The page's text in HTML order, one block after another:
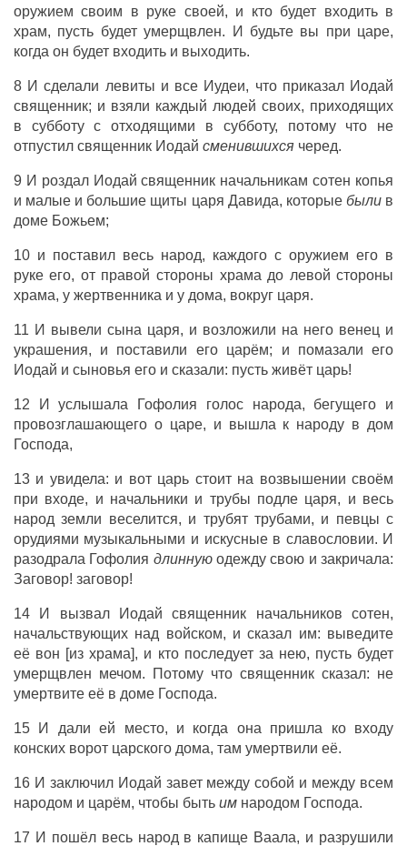
оружием своим в руке своей, и кто будет входить в
храм, пусть будет умерщвлен. И будьте вы при царе,
когда он будет входить и выходить.
8 И сделали левиты и все Иудеи, что приказал Иодай
священник; и взяли каждый людей своих, приходящих
в субботу с отходящими в субботу, потому что не
отпустил священник Иодай сменившихсячеред.
9 И роздал Иодай священник начальникам сотен копья
и малые и большие щиты царя Давида, которыебыли в
доме Божьем;
10 и поставил весь народ, каждого с оружием его в
руке его, от правой стороны храма до левой стороны
храма, у жертвенника и у дома, вокруг царя.
11 И вывели сына царя, и возложили на него венец и
украшения, и поставили его царём; и помазали его
Иодай и сыновья его и сказали: пусть живёт царь!
12 И услышала Гофолия голос народа, бегущего и
провозглашающего о царе, и вышла к народу в дом
Господа,
13 и увидела: и вот царь стоит на возвышении своём
при входе, и начальники и трубы подле царя, и весь
народ земли веселится, и трубят трубами, и певцы с
орудиями музыкальными и искусные в славословии. И
разодрала Гофолия длиннуюодежду свою и закричала:
Заговор! заговор!
14 И вызвал Иодай священник начальников сотен,
начальствующих над войском, и сказал им: выведите
её вон [из храма], и кто последует за нею, пусть будет
умерщвлен мечом. Потому что священник сказал: не
умертвите её в доме Господа.
15 И дали ей место, и когда она пришла ко входу
конских ворот царского дома, там умертвили её.
16 И заключил Иодай завет между собой и между всем
народом и царём, чтобы быть имнародом Господа.
17 И пошёл весь народ в капище Ваала, и разрушили